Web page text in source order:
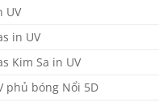
UV
in UV
Kim Sa in UV
phủ bóng Nổi 5D